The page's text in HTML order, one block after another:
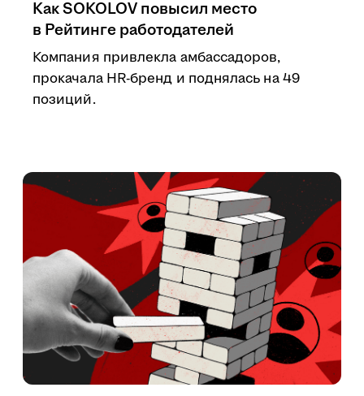
Как SOKOLOV повысил место
в Рейтинге работодателей
Компания привлекла амбассадоров,
прокачала HR-бренд и поднялась на 49
позиций.